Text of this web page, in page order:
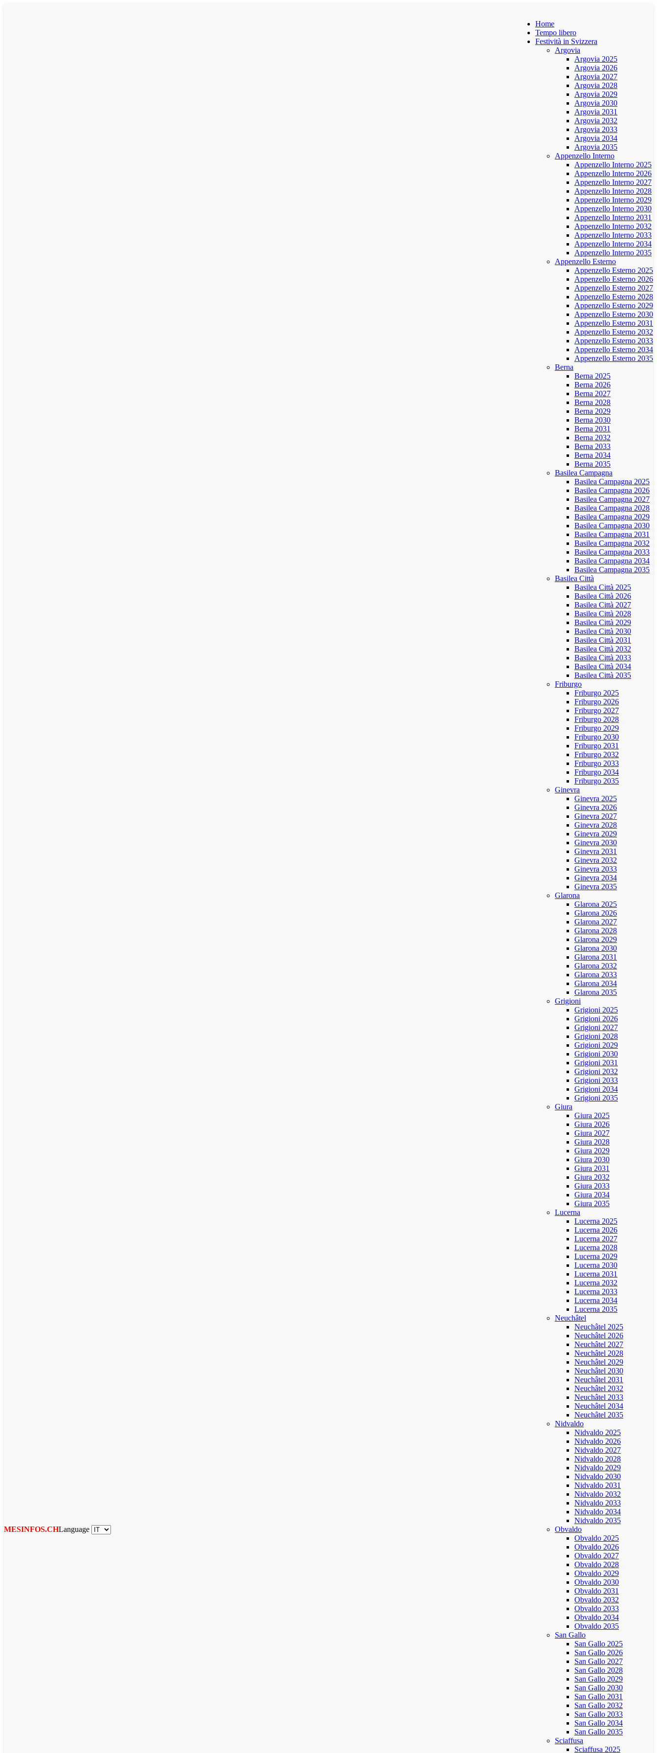
MESINFOS.CHLanguage
Home
Tempo libero
Festività in Svizzera
Argovia
Argovia 2025
Argovia 2026
Argovia 2027
Argovia 2028
Argovia 2029
Argovia 2030
Argovia 2031
Argovia 2032
Argovia 2033
Argovia 2034
Argovia 2035
Appenzello Interno
Appenzello Interno 2025
Appenzello Interno 2026
Appenzello Interno 2027
Appenzello Interno 2028
Appenzello Interno 2029
Appenzello Interno 2030
Appenzello Interno 2031
Appenzello Interno 2032
Appenzello Interno 2033
Appenzello Interno 2034
Appenzello Interno 2035
Appenzello Esterno
Appenzello Esterno 2025
Appenzello Esterno 2026
Appenzello Esterno 2027
Appenzello Esterno 2028
Appenzello Esterno 2029
Appenzello Esterno 2030
Appenzello Esterno 2031
Appenzello Esterno 2032
Appenzello Esterno 2033
Appenzello Esterno 2034
Appenzello Esterno 2035
Berna
Berna 2025
Berna 2026
Berna 2027
Berna 2028
Berna 2029
Berna 2030
Berna 2031
Berna 2032
Berna 2033
Berna 2034
Berna 2035
Basilea Campagna
Basilea Campagna 2025
Basilea Campagna 2026
Basilea Campagna 2027
Basilea Campagna 2028
Basilea Campagna 2029
Basilea Campagna 2030
Basilea Campagna 2031
Basilea Campagna 2032
Basilea Campagna 2033
Basilea Campagna 2034
Basilea Campagna 2035
Basilea Città
Basilea Città 2025
Basilea Città 2026
Basilea Città 2027
Basilea Città 2028
Basilea Città 2029
Basilea Città 2030
Basilea Città 2031
Basilea Città 2032
Basilea Città 2033
Basilea Città 2034
Basilea Città 2035
Friburgo
Friburgo 2025
Friburgo 2026
Friburgo 2027
Friburgo 2028
Friburgo 2029
Friburgo 2030
Friburgo 2031
Friburgo 2032
Friburgo 2033
Friburgo 2034
Friburgo 2035
Ginevra
Ginevra 2025
Ginevra 2026
Ginevra 2027
Ginevra 2028
Ginevra 2029
Ginevra 2030
Ginevra 2031
Ginevra 2032
Ginevra 2033
Ginevra 2034
Ginevra 2035
Glarona
Glarona 2025
Glarona 2026
Glarona 2027
Glarona 2028
Glarona 2029
Glarona 2030
Glarona 2031
Glarona 2032
Glarona 2033
Glarona 2034
Glarona 2035
Grigioni
Grigioni 2025
Grigioni 2026
Grigioni 2027
Grigioni 2028
Grigioni 2029
Grigioni 2030
Grigioni 2031
Grigioni 2032
Grigioni 2033
Grigioni 2034
Grigioni 2035
Giura
Giura 2025
Giura 2026
Giura 2027
Giura 2028
Giura 2029
Giura 2030
Giura 2031
Giura 2032
Giura 2033
Giura 2034
Giura 2035
Lucerna
Lucerna 2025
Lucerna 2026
Lucerna 2027
Lucerna 2028
Lucerna 2029
Lucerna 2030
Lucerna 2031
Lucerna 2032
Lucerna 2033
Lucerna 2034
Lucerna 2035
Neuchâtel
Neuchâtel 2025
Neuchâtel 2026
Neuchâtel 2027
Neuchâtel 2028
Neuchâtel 2029
Neuchâtel 2030
Neuchâtel 2031
Neuchâtel 2032
Neuchâtel 2033
Neuchâtel 2034
Neuchâtel 2035
Nidvaldo
Nidvaldo 2025
Nidvaldo 2026
Nidvaldo 2027
Nidvaldo 2028
Nidvaldo 2029
Nidvaldo 2030
Nidvaldo 2031
Nidvaldo 2032
Nidvaldo 2033
Nidvaldo 2034
Nidvaldo 2035
Obvaldo
Obvaldo 2025
Obvaldo 2026
Obvaldo 2027
Obvaldo 2028
Obvaldo 2029
Obvaldo 2030
Obvaldo 2031
Obvaldo 2032
Obvaldo 2033
Obvaldo 2034
Obvaldo 2035
San Gallo
San Gallo 2025
San Gallo 2026
San Gallo 2027
San Gallo 2028
San Gallo 2029
San Gallo 2030
San Gallo 2031
San Gallo 2032
San Gallo 2033
San Gallo 2034
San Gallo 2035
Sciaffusa
Sciaffusa 2025